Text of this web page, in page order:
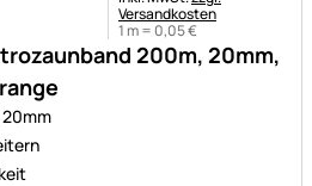
200m, 20mm,
Versandkosten
1 m = 0,05€